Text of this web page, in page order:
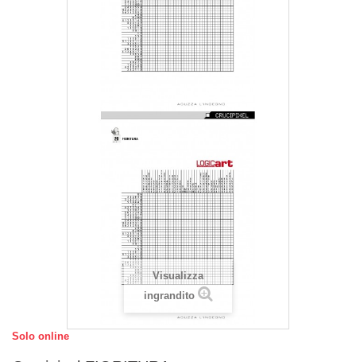
Visualizza
ingrandito
Solo online